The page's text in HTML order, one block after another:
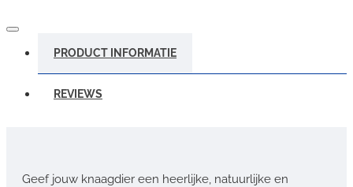
PRODUCT INFORMATIE
REVIEWS
Geef jouw knaagdier een heerlijke, natuurlijke en